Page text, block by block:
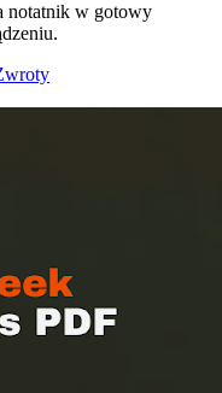
notatnik w gotowy